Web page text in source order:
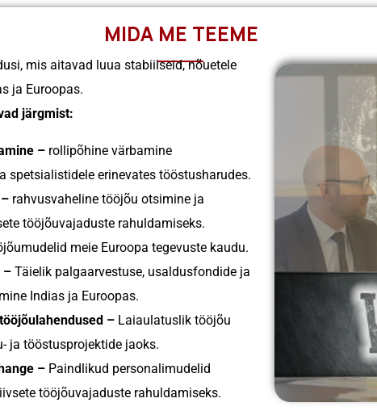
MIDA ME TEEME
mis aitavad luua stabiilseid, nõuetele
ja Euroopas.
järgmist:
– ​​rollipõhine värbamine
spetsialistidele erinevates tööstusharudes.
​​rahvusvaheline tööjõu otsimine ja
tööjõuvajaduste rahuldamiseks.
meie Euroopa tegevuste kaudu.
– Täielik palgaarvestuse, usaldusfondide ja
Indias ja Euroopas.
– Laiaulatuslik tööjõu
ja tööstusprojektide jaoks.
– Paindlikud personalimudelid
tööjõuvajaduste rahuldamiseks.